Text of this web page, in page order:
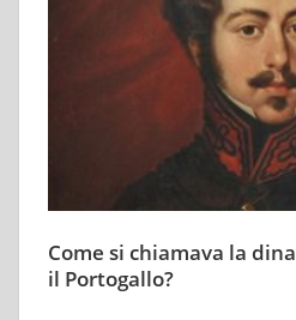
Come si chiamava la
il Portogallo?